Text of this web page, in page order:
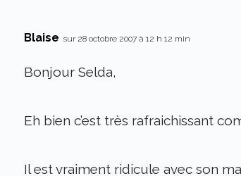
Blaise sur 28 octobre 2007 à 12 h 12 min
Bonjour Selda,
Eh bien c’est très rafraichissant
Il est vraiment ridicule avec son